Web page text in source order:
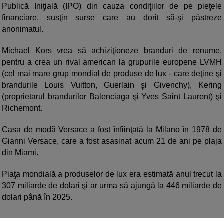
Publică Iniţială (IPO) din cauza condiţiilor de pe pieţele
financiare, susţin surse care au dorit să-şi păstreze
anonimatul.
Michael Kors vrea să achiziţioneze branduri de renume,
pentru a crea un rival american la grupurile europene LVMH
(cel mai mare grup mondial de produse de lux - care deţine şi
brandurile Louis Vuitton, Guerlain şi Givenchy), Kering
(proprietarul brandurilor Balenciaga şi Yves Saint Laurent) şi
Richemont.
Casa de modă Versace a fost înfiinţată la Milano în 1978 de
Gianni Versace, care a fost asasinat acum 21 de ani pe plaja
din Miami.
Piaţa mondială a produselor de lux era estimată anul trecut la
307 miliarde de dolari şi ar urma să ajungă la 446 miliarde de
dolari până în 2025.